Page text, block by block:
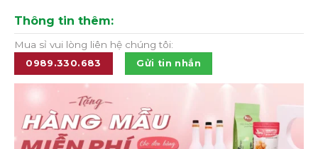
Thông tin thêm:
Mua sỉ vui lòng liên hệ chúng tôi:
0989.330.683 Gửi tin nhắn